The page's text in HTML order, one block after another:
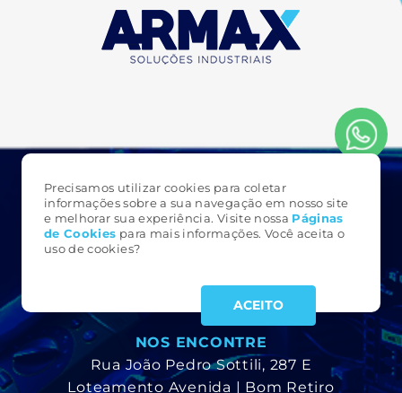
Precisamos utilizar cookies para coletar
informações sobre a sua navegação em nosso site
e melhorar sua experiência. Visite nossa Páginas
de Cookies para mais informações. Você aceita o
uso de cookies?
ACEITO
NOS ENCONTRE
Rua João Pedro Sottili, 287 E
Loteamento Avenida | Bom Retiro
FALE CONOSCO
(49)3323 6161